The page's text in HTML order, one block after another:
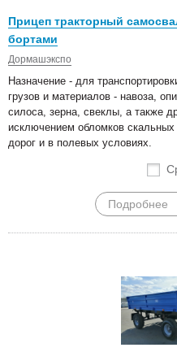
Прицеп тракторный
бортами
Дормашэкспо
Назначение - для
грузов и материалов - навоза,
силоса, зерна, свеклы, а также
исключением обломков
дорог и в полевых условиях.
Подробнее